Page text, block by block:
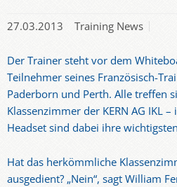
27.03.2013 Training News
Der Trainer steht vor dem
Teilnehmer seines Französisch-
Paderborn und Perth. Alle treffen
Klassenzimmer der KERN AG IKL
Headset sind dabei ihre
Hat das herkömmliche
ausgedient? „Nein“, sagt William